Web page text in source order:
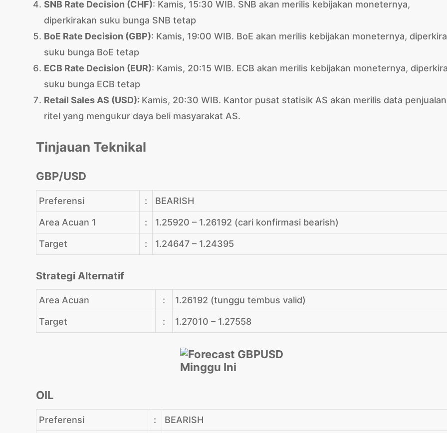
SNB Rate Decision (CHF): Kamis, 15:30 WIB. SNB akan merilis kebijakan moneternya,
diperkirakan suku bunga SNB tetap
BoE Rate Decision (GBP): Kamis, 19:00 WIB. BoE akan merilis kebijakan moneternya,
suku bunga BoE tetap
ECB Rate Decision (EUR): Kamis, 20:15 WIB. ECB akan merilis kebijakan moneternya,
suku bunga ECB tetap
Retail Sales AS (USD): Kamis, 20:30 WIB. Kantor pusat statisik AS akan merilis data penjualan
ritel yang mengukur daya beli masyarakat AS.
Tinjauan Teknikal
GBP/USD
Preferensi : BEARISH
Area Acuan 1 : 1.25920 – 1.26192 (cari konfirmasi bearish)
Target : 1.24647 – 1.24395
Strategi Alternatif
Area Acuan : 1.26192 (tunggu tembus valid)
Target : 1.27010 – 1.27558
OIL
Preferensi : BEARISH